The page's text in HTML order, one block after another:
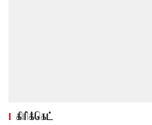
கிரிக்கெட்